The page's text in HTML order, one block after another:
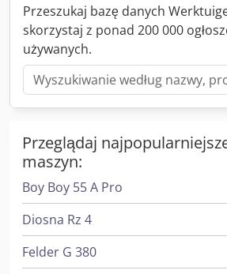
informacji, prosimy o kontakt mailowy
Credpfxsy Dq E Sj Apmjf
Przeszukaj bazę danych
skorzystaj z ponad 200 000
używanych.
Przeglądaj
maszyn:
Boy Boy 55 A Pro
Diosna Rz 4
Felder G 380